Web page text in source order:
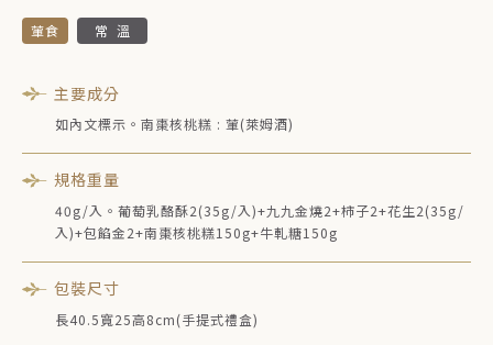
葷食 常溫
主要成分
如內文標示。南棗核桃糕 : 葷(萊姆酒)
規格重量
40g/入。葡萄乳酪酥2(35g/入)+九九金燒2+柿子2+花生2(35g/
入)+包餡金2+南棗核桃糕150g+牛軋糖150g
包裝尺寸
長40.5寬25高8cm(手提式禮盒)